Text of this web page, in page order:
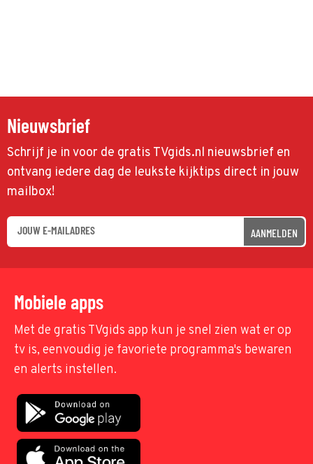
Nieuwsbrief
Schrijf je in voor de gratis TVgids.nl nieuwsbrief en
ontvang iedere dag de leukste kijktips direct in jouw
mailbox!
AANMELDEN
Mobiele apps
Met de gratis TVgids app kun je snel zien wat er op
tv is, eenvoudig je favoriete programma's bewaren
en alerts instellen.